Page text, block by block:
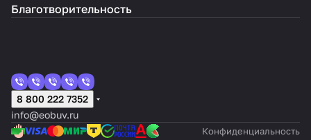
Благотворительность
8 800 222 7352
info@eobuv.ru
Конфиденциальность